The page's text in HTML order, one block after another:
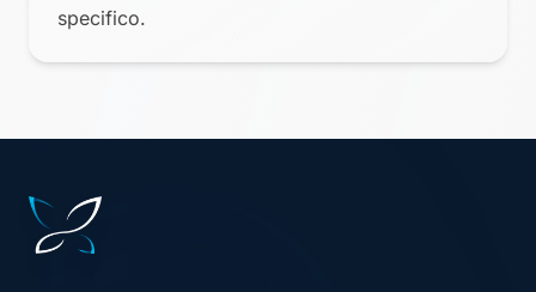
specifico.
Piè di pagina e navigazione